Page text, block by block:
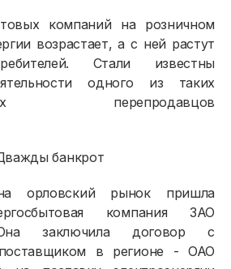
компаний на розничном
возрастает, а с ней растут
Стали известны
одного из таких
перепродавцов
банкрот
орловский рынок пришла
компания ЗАО
заключила договор с
в регионе - ОАО